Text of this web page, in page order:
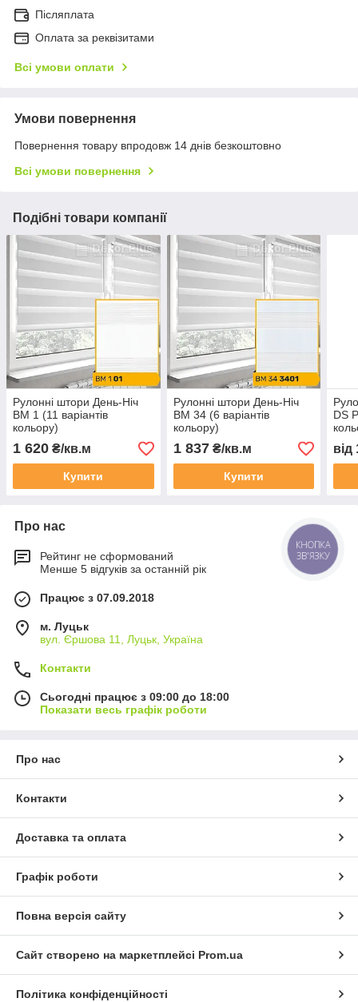
Післяплата
Оплата за реквізитами
Всі умови оплати
Умови повернення
Повернення товару впродовж 14 днів безкоштовно
Всі умови повернення
Подібні товари компанії
Рулонні штори День-Ніч
BM 1 (11 варіантів
кольору)
1 620 ₴/кв.м
Купити
Рулонні штори День-Ніч
BM 34 (6 варіантів
кольору)
1 837₴/кв.м
Купити
DS
від
Про нас
Рейтинг не сформований
Менше 5 відгуків за останній рік
Працює з 07.09.2018
м. Луцьк
вул. Єршова 11, Луцьк, Україна
Контакти
Сьогодні працює з 09:00 до 18:00
Показати весь графік роботи
Про нас
Контакти
Доставка та оплата
Графік роботи
Повна версія сайту
Сайт створено на маркетплейсі Prom.ua
Політика конфіденційності
КНОПКА
ЗВ'ЯЗКУ